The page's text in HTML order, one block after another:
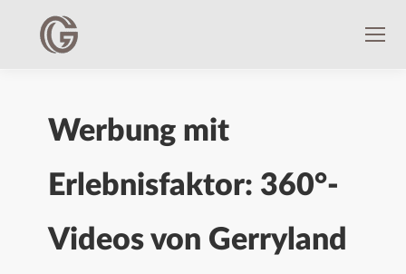
Werbung mit
Erlebnisfaktor: 360°-
Videos von Gerryland